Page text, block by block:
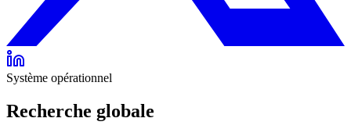
Système opérationnel
Recherche globale